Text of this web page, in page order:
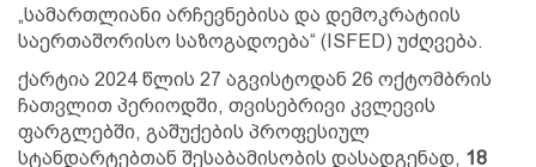
„სამართლიანი არჩევნებისა და დემოკრატიის
საერთაშორისო საზოგადოება“ (ISFED) უძღვება.
ქარტია 2024 წლის 27 აგვისტოდან 26 ოქტომბრის
ჩათვლით პერიოდში, თვისებრივი კვლევის
ფარგლებში, გაშუქების პროფესიულ
სტანდარტებთან შესაბამისობის დასადგენად, 18